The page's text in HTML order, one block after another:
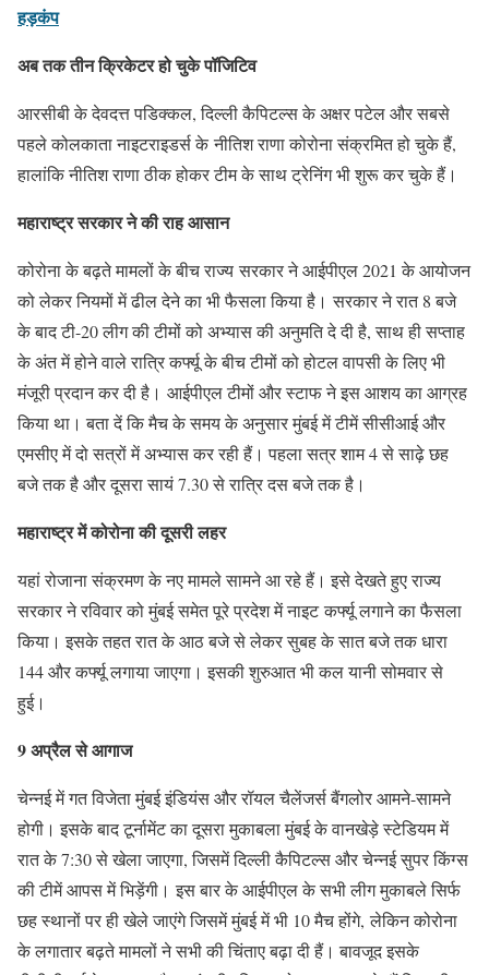
हड़कंप
अब तक तीन क्रिकेटर हो चुके पॉजिटिव
आरसीबी के देवदत्त पडिक्कल, दिल्ली कैपिटल्स के अक्षर पटेल और सबसे
पहले कोलकाता नाइटराइडर्स के नीतिश राणा कोरोना संक्रमित हो चुके हैं,
हालांकि नीतिश राणा ठीक होकर टीम के साथ ट्रेनिंग भी शुरू कर चुके हैं।
महाराष्ट्र सरकार ने की राह आसान
कोरोना के बढ़ते मामलों के बीच राज्य सरकार ने आईपीएल 2021 के आयोजन
को लेकर नियमों में ढील देने का भी फैसला किया है। सरकार ने रात 8 बजे
के बाद टी-20 लीग की टीमों को अभ्यास की अनुमति दे दी है, साथ ही सप्ताह
के अंत में होने वाले रात्रि कर्फ्यू के बीच टीमों को होटल वापसी के लिए भी
मंजूरी प्रदान कर दी है। आईपीएल टीमों और स्टाफ ने इस आशय का आग्रह
किया था। बता दें कि मैच के समय के अनुसार मुंबई में टीमें सीसीआई और
एमसीए में दो सत्रों में अभ्यास कर रही हैं। पहला सत्र शाम 4 से साढ़े छह
बजे तक है और दूसरा सायं 7.30 से रात्रि दस बजे तक है।
महाराष्ट्र में कोरोना की दूसरी लहर
यहां रोजाना संक्रमण के नए मामले सामने आ रहे हैं। इसे देखते हुए राज्य
सरकार ने रविवार को मुंबई समेत पूरे प्रदेश में नाइट कर्फ्यू लगाने का फैसला
किया। इसके तहत रात के आठ बजे से लेकर सुबह के सात बजे तक धारा
144 और कर्फ्यू लगाया जाएगा। इसकी शुरुआत भी कल यानी सोमवार से
हुई।
9 अप्रैल से आगाज
चेन्नई में गत विजेता मुंबई इंडियंस और रॉयल चैलेंजर्स बैंगलोर आमने-सामने
होगी। इसके बाद टूर्नामेंट का दूसरा मुकाबला मुंबई के वानखेड़े स्टेडियम में
रात के 7:30 से खेला जाएगा, जिसमें दिल्ली कैपिटल्स और चेन्नई सुपर किंग्स
की टीमें आपस में भिड़ेंगी। इस बार के आईपीएल के सभी लीग मुकाबले सिर्फ
छह स्थानों पर ही खेले जाएंगे जिसमें मुंबई में भी 10 मैच होंगे, लेकिन कोरोना
के लगातार बढ़ते मामलों ने सभी की चिंताए बढ़ा दी हैं। बावजूद इसके